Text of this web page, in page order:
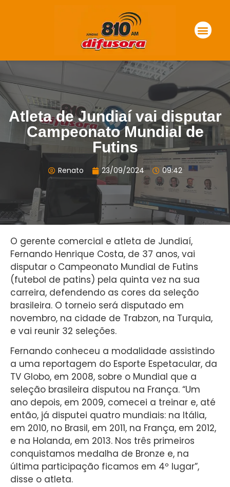
Atleta de Jundiaí vai disputar
Campeonato Mundial de
Futins
Renato 23/09/2024 09:42
O gerente comercial e atleta de Jundiaí,
Fernando Henrique Costa, de 37 anos, vai
disputar o Campeonato Mundial de Futins
(futebol de patins) pela quinta vez na sua
carreira, defendendo as cores da seleção
brasileira. O torneio será disputado em
novembro, na cidade de Trabzon, na Turquia,
e vai reunir 32 seleções.
Fernando conheceu a modalidade assistindo
a uma reportagem do Esporte Espetacular, da
TV Globo, em 2008, sobre o Mundial que a
seleção brasileira disputou na França. “Um
ano depois, em 2009, comecei a treinar e, até
então, já disputei quatro mundiais: na Itália,
em 2010, no Brasil, em 2011, na França, em 2012,
e na Holanda, em 2013. Nos três primeiros
conquistamos medalha de Bronze e, na
última participação ficamos em 4º lugar”,
disse o atleta.